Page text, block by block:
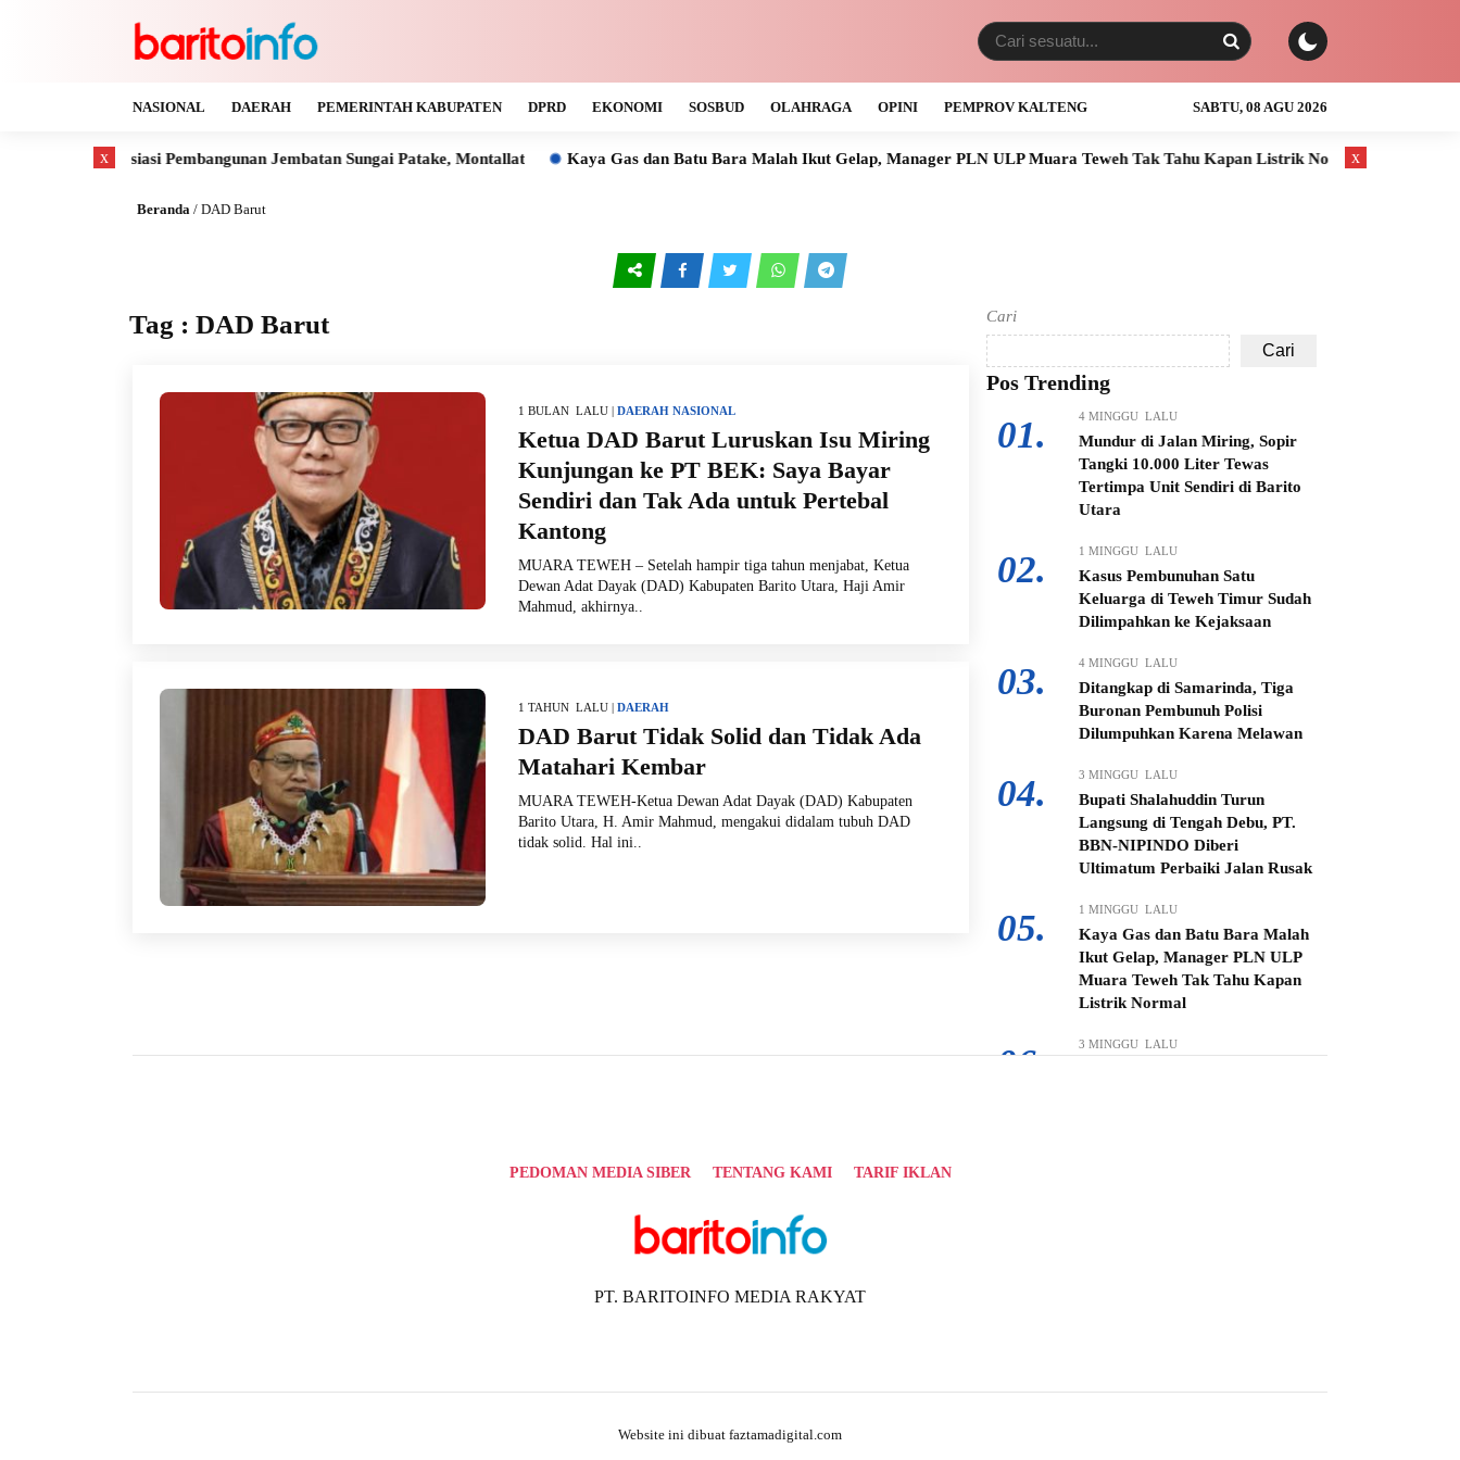
NASIONAL DAERAH PEMERINTAH KABUPATEN DPRD EKONOMI SOSBUD OLAHRAGA OPINI PEMPROV KALTENG SABTU, 08 AGU 2026
Apresiasi Pembangunan Jembatan Sungai Patake, Montallat Kaya Gas dan Batu Bara Malah Ikut Gelap, Manager PLN ULP Muara Teweh Tak Tahu Kapan Listrik Normal Anak Usia 3
Beranda / DAD Barut
Tag : DAD Barut
1 BULAN LALU | DAERAH NASIONAL
Ketua DAD Barut Luruskan Isu Miring
Kunjungan ke PT BEK: Saya Bayar
Sendiri dan Tak Ada untuk Pertebal
Kantong
MUARA TEWEH – Setelah hampir tiga tahun menjabat, Ketua
Dewan Adat Dayak (DAD) Kabupaten Barito Utara, Haji Amir
Mahmud, akhirnya..
1 TAHUN LALU | DAERAH
DAD Barut Tidak Solid dan Tidak Ada
Matahari Kembar
MUARA TEWEH-Ketua Dewan Adat Dayak (DAD) Kabupaten
Barito Utara, H. Amir Mahmud, mengakui didalam tubuh DAD
tidak solid. Hal ini..
Cari
Cari
Pos Trending
01. 4 MINGGU LALU
Mundur di Jalan Miring, Sopir
Tangki 10.000 Liter Tewas
Tertimpa Unit Sendiri di Barito
Utara
02. 1 MINGGU LALU
Kasus Pembunuhan Satu
Keluarga di Teweh Timur Sudah
Dilimpahkan ke Kejaksaan
03. 4 MINGGU LALU
Ditangkap di Samarinda, Tiga
Buronan Pembunuh Polisi
Dilumpuhkan Karena Melawan
04. 3 MINGGU LALU
Bupati Shalahuddin Turun
Langsung di Tengah Debu, PT.
BBN-NIPINDO Diberi
Ultimatum Perbaiki Jalan Rusak
05. 1 MINGGU LALU
Kaya Gas dan Batu Bara Malah
Ikut Gelap, Manager PLN ULP
Muara Teweh Tak Tahu Kapan
Listrik Normal
06. 3 MINGGU LALU
x x
PEDOMAN MEDIA SIBER TENTANG KAMI TARIF IKLAN
PT. BARITOINFO MEDIA RAKYAT
Website ini dibuat faztamadigital.com